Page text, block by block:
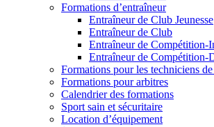
Formations d’entraîneur
Entraîneur de Club Jeunesse
Entraîneur de Club
Entraîneur de Compétition-
Entraîneur de Compétition-
Formations pour les techniciens
Formations pour arbitres
Calendrier des formations
Sport sain et sécuritaire
Location d’équipement